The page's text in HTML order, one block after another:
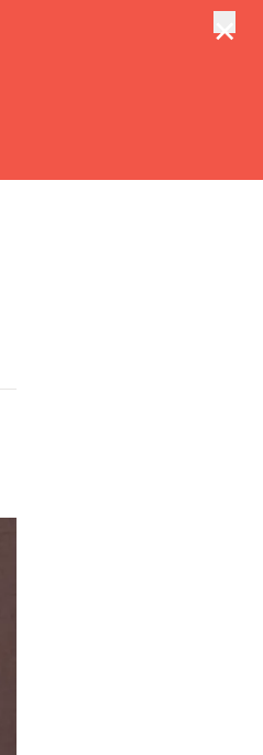
×